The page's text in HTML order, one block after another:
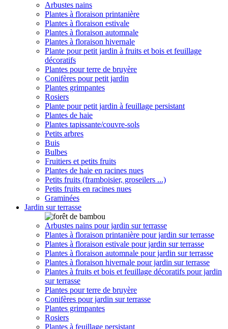
Arbustes nains
Plantes à floraison printanière
Plantes à floraison estivale
Plantes à floraison automnale
Plantes à floraison hivernale
Plante pour petit jardin à fruits et bois et feuillage
décoratifs
Plantes pour terre de bruyère
Conifères pour petit jardin
Plantes grimpantes
Rosiers
Plante pour petit jardin à feuillage persistant
Plantes de haie
Plantes tapissante/couvre-sols
Petits arbres
Buis
Bulbes
Fruitiers et petits fruits
Plantes de haie en racines nues
Petits fruits (framboisier, groseilers ...)
Petits fruits en racines nues
Graminées
Jardin sur terrasse
Arbustes nains pour jardin sur terrasse
Plantes à floraison printanière pour jardin sur terrasse
Plantes à floraison estivale pour jardin sur terrasse
Plantes à floraison automnale pour jardin sur terrasse
Plantes à floraison hivernale pour jardin sur terrasse
Plantes à fruits et bois et feuillage décoratifs pour jardin
sur terrasse
Plantes pour terre de bruyère
Conifères pour jardin sur terrasse
Plantes grimpantes
Rosiers
Plantes à feuillage persistant